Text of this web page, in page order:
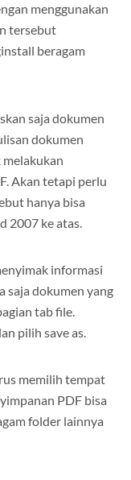
menggunakan
tersebut
beragam
saja dokumen
dokumen
melakukan
Akan tetapi perlu
hanya bisa
2007 ke atas.
informasi
saja dokumen yang
tab file.
pilih save as.
memilih tempat
PDF bisa
folder lainnya